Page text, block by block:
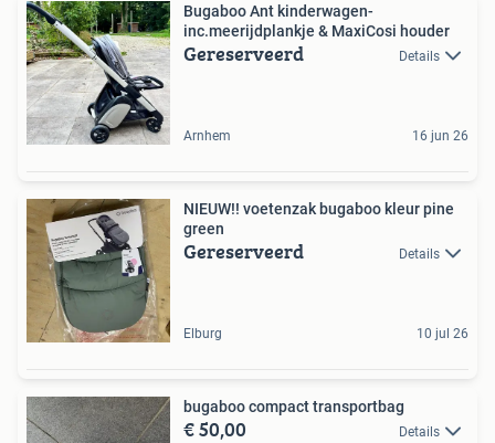
Bugaboo Ant kinderwagen-
inc.meerijdplankje & MaxiCosi houder
Gereserveerd Details
Arnhem 16 jun 26
NIEUW!! voetenzak bugaboo kleur pine
green
Gereserveerd Details
Elburg 10 jul 26
bugaboo compact transportbag
€ 50,00 Details